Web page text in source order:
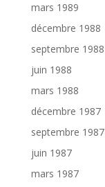
mars 1989
décembre 1988
septembre 1988
juin 1988
mars 1988
décembre 1987
septembre 1987
juin 1987
mars 1987